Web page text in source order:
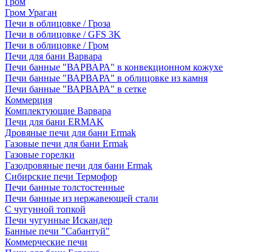
Гром Ураган
Печи в облицовке / Гроза
Печи в облицовке / GFS 3K
Печи в облицовке / Гром
Печи для бани Варвара
Печи банные "ВАРВАРА" в конвекционном кожухе
Печи банные "ВАРВАРА" в облицовке из камня
Печи банные "ВАРВАРА" в сетке
Коммерция
Комплектующие Варвара
Печи для бани ERMAK
Дровяные печи для бани Ermak
Газовые печи для бани Ermak
Газовые горелки
Газодровяные печи для бани Ermak
Сибирские печи Термофор
Печи банные толстостенные
Печи банные из нержавеющей стали
С чугунной топкой
Печи чугунные Искандер
Банные печи "Сабантуй"
Коммерческие печи